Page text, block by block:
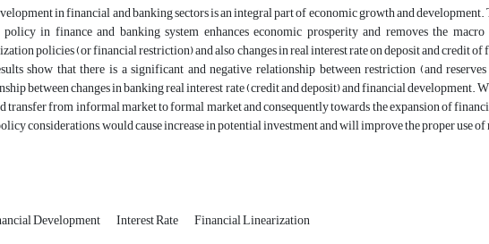
in financial and banking sectors is an integral part of economic growth and
in finance and banking system enhances economic prosperity and removes the
policies (or financial restriction) and also changes in real interest rate on deposit and credit
show that there is a significant and negative relationship between restriction (and
between changes in banking real interest rate (credit and deposit) and financial development.
transfer from informal market to formal market and consequently towards the expansion of
considerations, would cause increase in potential investment and will improve the proper use
Development Interest Rate Financial Linearization